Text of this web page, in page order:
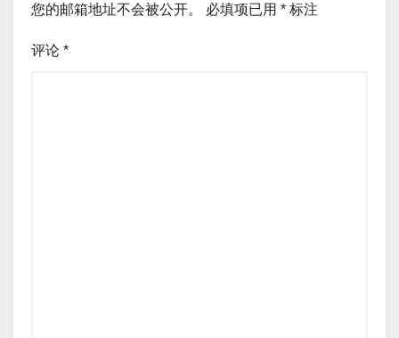
您的邮箱地址不会被公开。 必填项已用 * 标注
评论 *